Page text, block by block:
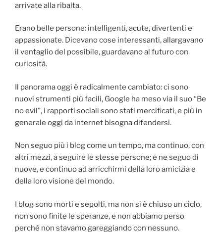
arrivate alla ribalta.
Erano belle persone: intelligenti, acute, divertenti e
appassionate. Dicevano cose interessanti, allargavano
il ventaglio del possibile, guardavano al futuro con
curiosità.
Il panorama oggi è radicalmente cambiato: ci sono
nuovi strumenti più facili, Google ha meso via il suo “Be
no evil”, i rapporti sociali sono stati mercificati, e più in
generale oggi da internet bisogna difendersi.
Non seguo più i blog come un tempo, ma continuo, con
altri mezzi, a seguire le stesse persone; e ne seguo di
nuove, e continuo ad arricchirmi della loro amicizia e
della loro visione del mondo.
I blog sono morti e sepolti, ma non si è chiuso un ciclo,
non sono finite le speranze, e non abbiamo perso
perché non stavamo gareggiando con nessuno.